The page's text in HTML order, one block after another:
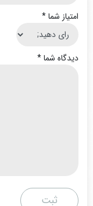
امتیاز شما*
دیدگاه شما*